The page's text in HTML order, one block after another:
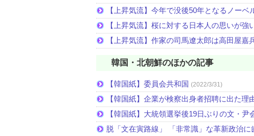
【上昇気流】今年で没後50年となるノー
【上昇気流】桜に対する日本人の思いが強
【上昇気流】作家の司馬遼太郎は高田屋嘉
韓国・北朝鮮のほかの記事
【韓国紙】委員会共和国 (2022/3/31)
【韓国紙】企業が検察出身者招聘に出た
【韓国紙】大統領選挙後19日ぶりの文・尹
脱「文在寅路線」 「非常識」な革新政治に